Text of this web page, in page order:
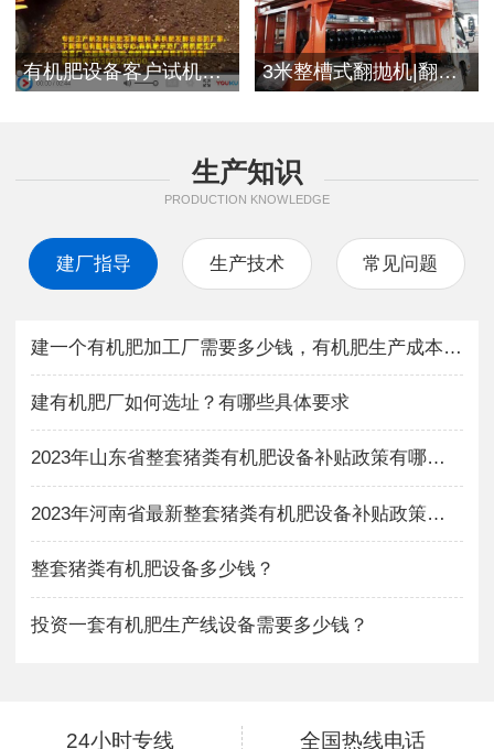
有机肥设备客户试机现场 3米整槽式翻抛机|翻堆机发往浙江客户
生产知识
PRODUCTION KNOWLEDGE
建厂指导 生产技术 常见问题
建一个有机肥加工厂需要多少钱，有机肥生产成本与利润如何？
建有机肥厂如何选址？有哪些具体要求
2023年山东省整套猪粪有机肥设备补贴政策有哪些？
2023年河南省最新整套猪粪有机肥设备补贴政策有哪些？
整套猪粪有机肥设备多少钱？
投资一套有机肥生产线设备需要多少钱？
24小时专线 全国热线电话